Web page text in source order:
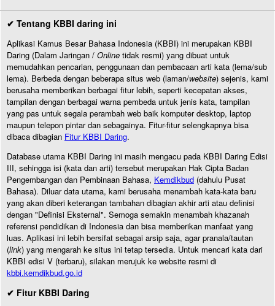
✔ Tentang KBBI daring ini
Aplikasi Kamus Besar Bahasa Indonesia (KBBI) ini merupakan KBBI
Daring (Dalam Jaringan / Online tidak resmi) yang dibuat untuk
memudahkan pencarian, penggunaan dan pembacaan arti kata (lema/sub
lema). Berbeda dengan beberapa situs web (laman/website) sejenis, kami
berusaha memberikan berbagai fitur lebih, seperti kecepatan akses,
tampilan dengan berbagai warna pembeda untuk jenis kata, tampilan
yang pas untuk segala perambah web baik komputer desktop, laptop
maupun telepon pintar dan sebagainya. Fitur-fitur selengkapnya bisa
dibaca dibagian Fitur KBBI Daring.
Database utama KBBI Daring ini masih mengacu pada KBBI Daring Edisi
III, sehingga isi (kata dan arti) tersebut merupakan Hak Cipta Badan
Pengembangan dan Pembinaan Bahasa, Kemdikbud (dahulu Pusat
Bahasa). Diluar data utama, kami berusaha menambah kata-kata baru
yang akan diberi keterangan tambahan dibagian akhir arti atau definisi
dengan "Definisi Eksternal". Semoga semakin menambah khazanah
referensi pendidikan di Indonesia dan bisa memberikan manfaat yang
luas. Aplikasi ini lebih bersifat sebagai arsip saja, agar pranala/tautan
(link) yang mengarah ke situs ini tetap tersedia. Untuk mencari kata dari
KBBI edisi V (terbaru), silakan merujuk ke website resmi di
kbbi.kemdikbud.go.id
✔ Fitur KBBI Daring